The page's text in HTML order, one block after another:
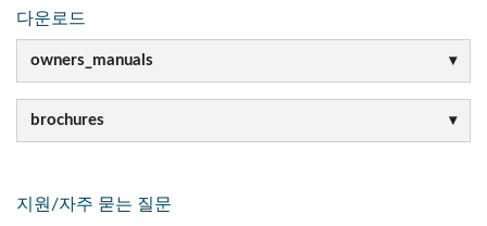
다운로드
owners_manuals
brochures
지원/자주 묻는 질문